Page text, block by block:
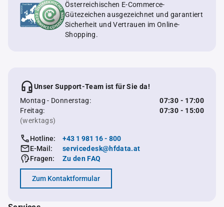
Österreichischen E-Commerce-
Gütezeichen ausgezeichnet und garantiert
Sicherheit und Vertrauen im Online-
Shopping.
Unser Support-Team ist für Sie da!
Montag - Donnerstag:
07:30 - 17:00
Freitag:
07:30 - 15:00
(werktags)
Hotline:
+43 1 981 16 - 800
E-Mail:
servicedesk@hfdata.at
Fragen:
Zu den FAQ
Zum Kontaktformular